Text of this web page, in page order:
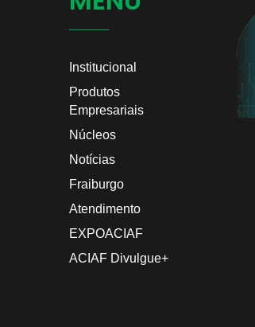
Dezembro 2023
Institucional
Produtos
Empresariais
Núcleos
Notícias
Fraiburgo
Atendimento
EXPOACIAF
ACIAF Divulgue+